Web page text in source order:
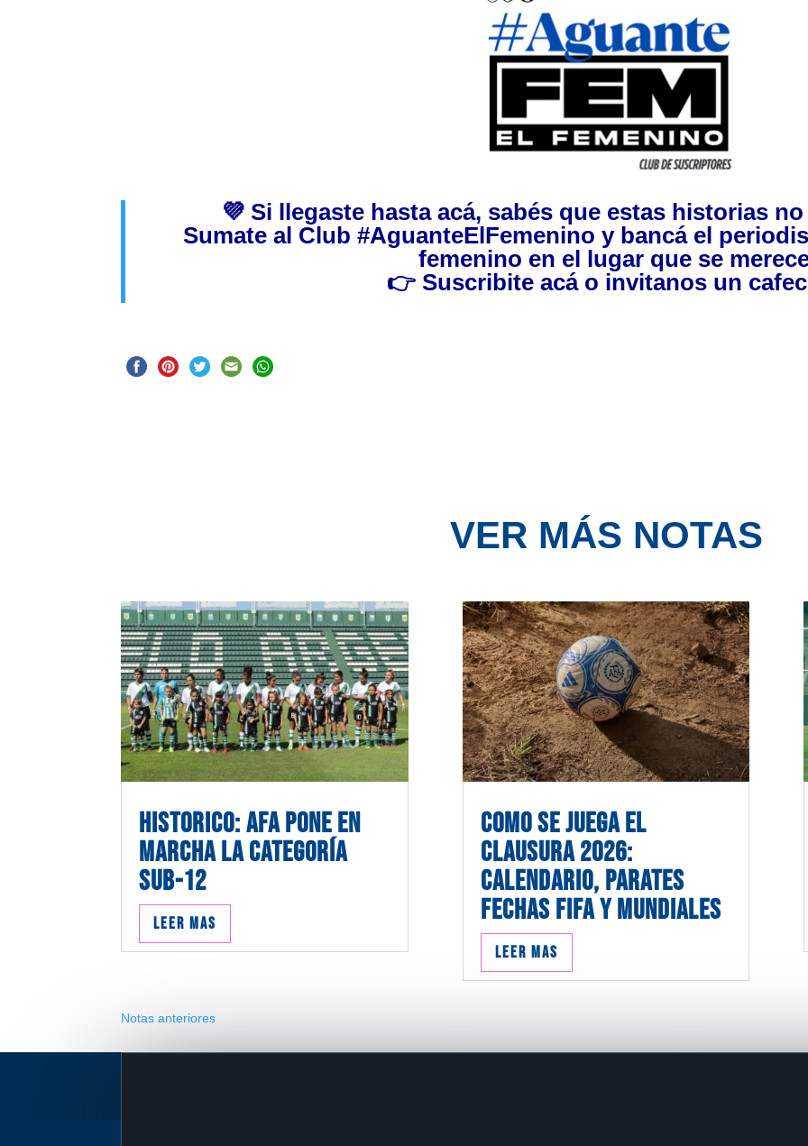
💜 Si llegaste hasta acá, sabés que estas historias
Sumate al Club #AguanteElFemenino y bancá el
femenino en el lugar que se
👉 Suscribite acáo invitanos un
VER MÁS NOTAS
HISTORICO: AFA PONE EN
MARCHA LA CATEGORÍA
SUB-12
Leer mas
COMO SE JUEGA EL
CLAUSURA 2026:
CALENDARIO, PARATES
FECHAS FIFA Y MUNDIALES
Leer mas
Notas anteriores